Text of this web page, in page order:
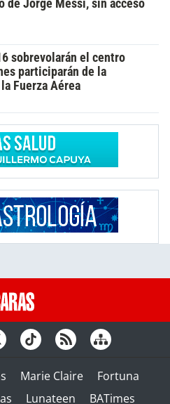
de Jorge Messi, sin acceso
sobrevolarán el centro
participarán de la
Fuerza Aérea
Marie Claire
Fortuna
Lunateen BATimes